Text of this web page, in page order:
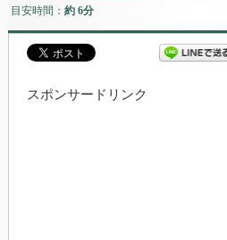
目安時間： 約 6分
スポンサードリンク